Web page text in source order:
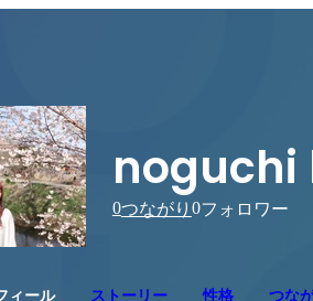
noguchi
0つながり 0フォロワー
ィール ストーリー 性格 つな